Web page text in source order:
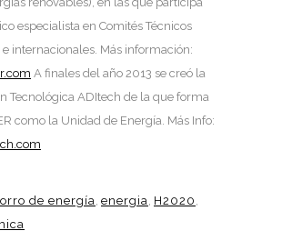
especialista en Comités Técnicos
e internacionales. Más información:
A finales del año 2013 se creó la
Tecnológica ADItech de la que forma
como la Unidad de Energía. Más Info:
de energía energia H2020